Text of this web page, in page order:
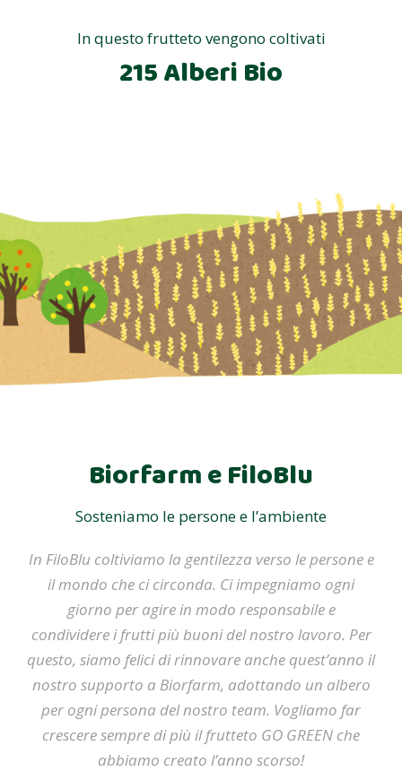
In questo frutteto vengono coltivati
215 Alberi Bio
Biorfarm e FiloBlu
Sosteniamo le persone e l’ambiente
In FiloBlu coltiviamo la gentilezza verso le persone e
il mondo che ci circonda. Ci impegniamo ogni
giorno per agire in modo responsabile e
condividere i frutti più buoni del nostro lavoro. Per
questo, siamo felici di rinnovare anche quest’anno il
nostro supporto a Biorfarm, adottando un albero
per ogni persona del nostro team. Vogliamo far
crescere sempre di più il frutteto GO GREEN che
abbiamo creato l’anno scorso!